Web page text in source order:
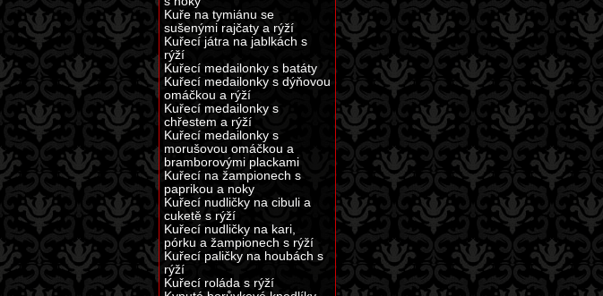
Kuře na tymiánu se
sušenými rajčaty a rýží
Kuřecí játra na jablkách s
rýží
Kuřecí medailonky s batáty
Kuřecí medailonky s dýňovou
omáčkou a rýží
Kuřecí medailonky s
chřestem a rýží
Kuřecí medailonky s
morušovou omáčkou a
bramborovými plackami
Kuřecí na žampionech s
paprikou a noky
Kuřecí nudličky na cibuli a
cuketě s rýží
Kuřecí nudličky na kari,
pórku a žampionech s rýží
Kuřecí paličky na houbách s
rýží
Kuřecí roláda s rýží